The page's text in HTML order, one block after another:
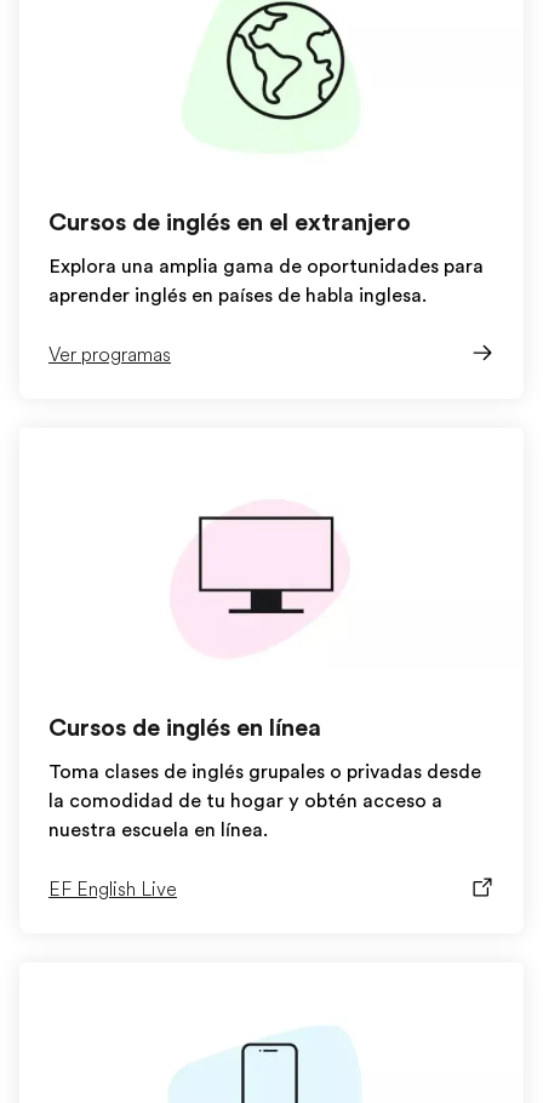
Cursos de inglés en el extranjero
Explora una amplia gama de oportunidades para
aprender inglés en países de habla inglesa.
Ver programas
Cursos de inglés en línea
Toma clases de inglés grupales o privadas desde
la comodidad de tu hogar y obtén acceso a
nuestra escuela en línea.
EF English Live